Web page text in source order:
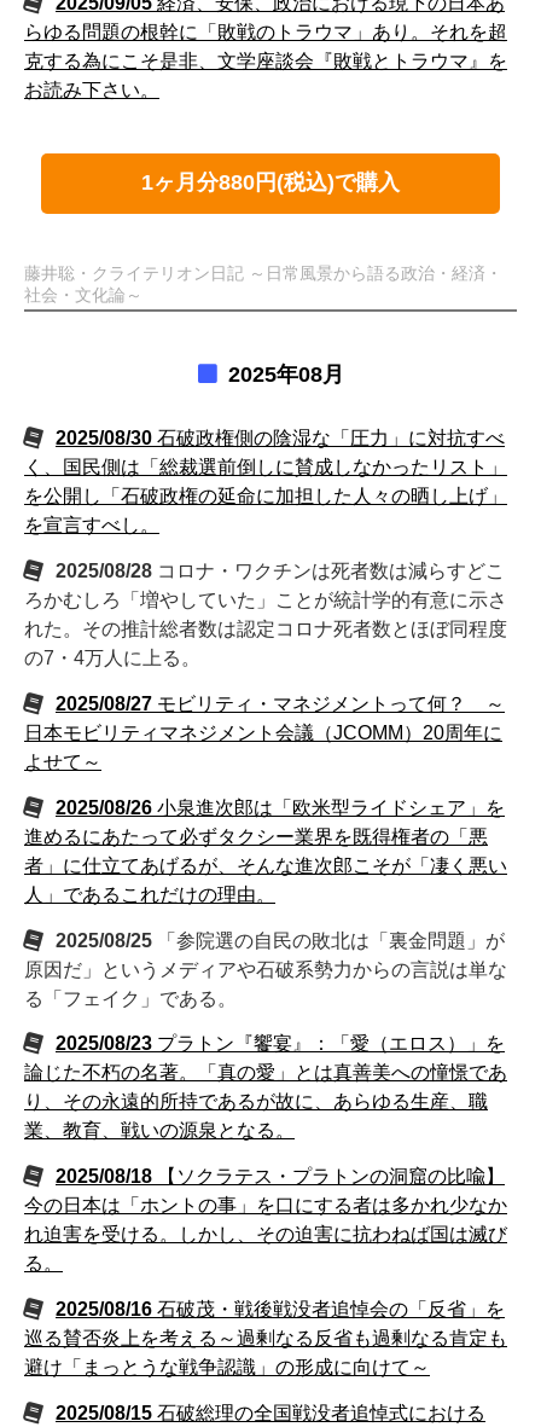
らゆる問題の根幹に「敗戦のトラウマ」あり。それを超
克する為にこそ是非、文学座談会『敗戦とトラウマ』を
お読み下さい。
1ヶ月分880円(税込)で購入
藤井聡・クライテリオン日記 ～日常風景から語る政治・経済・
社会・文化論～
2025年08月
2025/08/30 石破政権側の陰湿な「圧力」に対抗すべ
く、国民側は「総裁選前倒しに賛成しなかったリスト」
を公開し「石破政権の延命に加担した人々の晒し上げ」
を宣言すべし。
2025/08/28 コロナ・ワクチンは死者数は減らすどこ
ろかむしろ「増やしていた」ことが統計学的有意に示さ
れた。その推計総者数は認定コロナ死者数とほぼ同程度
の7・4万人に上る。
2025/08/27 モビリティ・マネジメントって何？ ～
日本モビリティマネジメント会議（JCOMM）20周年に
よせて～
2025/08/26 小泉進次郎は「欧米型ライドシェア」を
進めるにあたって必ずタクシー業界を既得権者の「悪
者」に仕立てあげるが、そんな進次郎こそが「凄く悪い
人」であるこれだけの理由。
2025/08/25
「参院選の自民の敗北は「裏金問題」が
原因だ」というメディアや石破系勢力からの言説は単な
る「フェイク」である。
2025/08/23 プラトン『饗宴』：「愛（エロス）」を
論じた不朽の名著。「真の愛」とは真善美への憧憬であ
り、その永遠的所持であるが故に、あらゆる生産、職
業、教育、戦いの源泉となる。
2025/08/18
【ソクラテス・プラトンの洞窟の比喩】
今の日本は「ホントの事」を口にする者は多かれ少なか
れ迫害を受ける。しかし、その迫害に抗わねば国は滅び
る。
2025/08/16 石破茂・戦後戦没者追悼会の「反省」を
巡る賛否炎上を考える～過剰なる反省も過剰なる肯定も
避け「まっとうな戦争認識」の形成に向けて～
2025/08/15 石破総理の全国戦没者追悼式における